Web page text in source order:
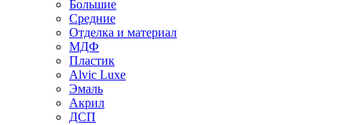
Большие
Средние
Отделка и материал
МДФ
Пластик
Alvic Luxe
Эмаль
Акрил
ДСП